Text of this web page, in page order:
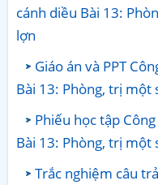
cánh diều Bài 13:
lợn
Giáo án và PPT
Bài 13: Phòng, trị một
Phiếu học tập
Bài 13: Phòng, trị một
Trắc nghiệm câu